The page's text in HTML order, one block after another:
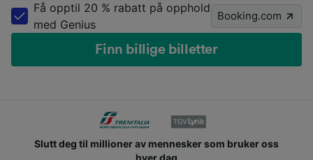
Få opptil 20 % rabatt på opphold
med Genius
Booking.com
Finn billige billetter
Slutt deg til millioner av mennesker som bruker oss